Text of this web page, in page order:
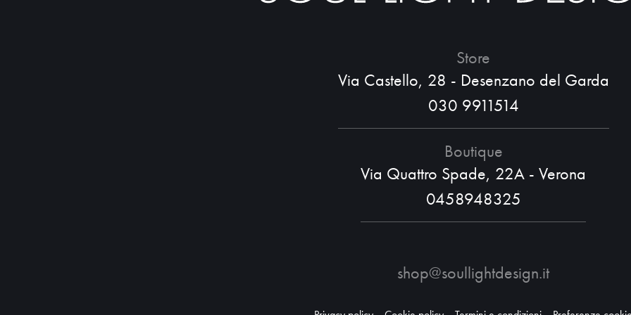
Store
Via Castello, 28 - Desenzano del Garda
030 9911514
Boutique
Via Quattro Spade, 22A - Verona
0458948325
shop@soullightdesign.it